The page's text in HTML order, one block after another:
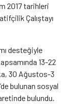
2017 tarihleri
Çalıştayı
desteğiyle
13-22
30 Ağustos-3
bulunan sosyal
bulundu.